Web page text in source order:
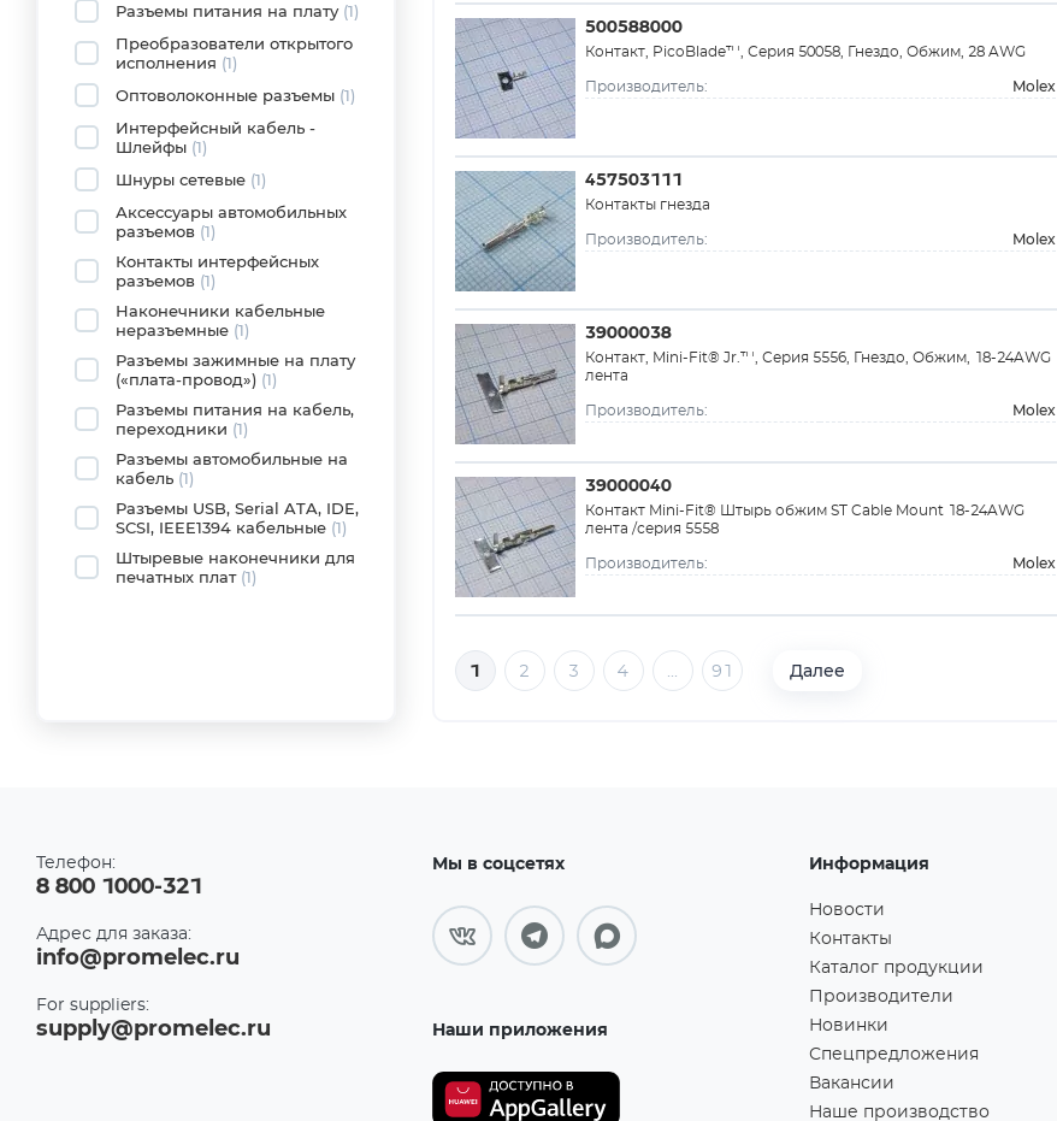
Разъемы питания на плату (1)
Преобразователи открытого
исполнения (1)
Оптоволоконные разъемы (1)
Интерфейсный кабель -
Шлейфы (1)
Шнуры сетевые (1)
Аксессуары автомобильных
разъемов (1)
Контакты интерфейсных
разъемов (1)
Наконечники кабельные
неразъемные (1)
Разъемы зажимные на плату
(«плата-провод») (1)
Разъемы питания на кабель,
переходники (1)
Разъемы автомобильные на
кабель (1)
Разъемы USB, Serial ATA, IDE,
SCSI, IEEE1394 кабельные (1)
Штыревые наконечники для
печатных плат (1)
500588000
Контакт, PicoBlade™, Серия 50058, Гнездо, Обжим, 28 AWG
Производитель: Molex
457503111
Контакты гнезда
Производитель: Molex
39000038
Контакт, Mini-Fit® Jr.™, Серия 5556, Гнездо, Обжим, 18-24AWG
лента
Производитель: Molex
39000040
Контакт Mini-Fit® Штырь обжим ST Cable Mount 18-24AWG
лента /серия 5558
Производитель: Molex
1 2 3 4 ... 91 Далее
Телефон:
8 800 1000-321
Адрес для заказа:
info@promelec.ru
For suppliers:
supply@promelec.ru
Мы в соцсетях
Наши приложения
Информация
Новости
Контакты
Каталог продукции
Производители
Новинки
Спецпредложения
Вакансии
Наше производство